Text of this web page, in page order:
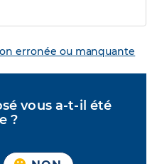
erronée ou manquante
vous a-t-il été
?